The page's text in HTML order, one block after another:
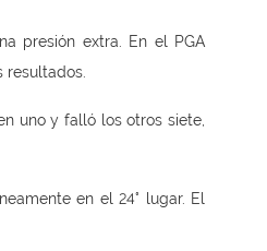
presión extra. En el PGA
uno y falló los otros siete,
en el 24° lugar. El